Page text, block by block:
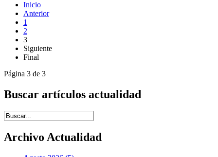
Inicio
Anterior
1
2
3
Siguiente
Final
Página 3 de 3
Buscar artículos actualidad
Introduce términos de búsqueda
Archivo Actualidad